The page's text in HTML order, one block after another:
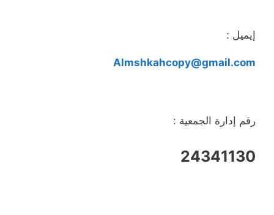
إيميل :
Almshkahcopy@gmail.com
رقم إدارة الجمعية :
24341130